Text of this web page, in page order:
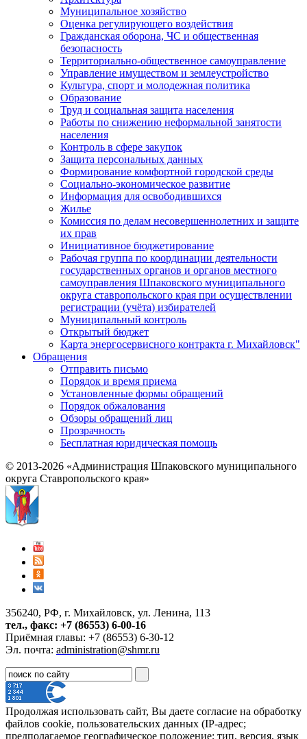
Муниципальное хозяйство
Оценка регулирующего воздействия
Гражданская оборона, ЧС и общественная
безопасность
Территориально-общественное самоуправление
Управление имуществом и землеустройство
Культура, спорт и молодежная политика
Образование
Труд и социальная защита населения
Работы по снижению неформальной занятости
населения
Контроль в сфере закупок
Защита персональных данных
Формирование комфортной городской среды
Социально-экономическое развитие
Информация для освободившихся
Жилье
Комиссия по делам несовершеннолетних и защите
их прав
Инициативное бюджетирование
Рабочая группа по координации деятельности
государственных органов и органов местного
самоуправления Шпаковского муниципального
округа ставропольского края при осуществлении
регистрации (учёта) избирателей
Муниципальный контроль
Открытый бюджет
Карта энергосервисного контракта г. Михайловск"
Обращения
Отправить письмо
Порядок и время приема
Установленные формы обращений
Порядок обжалования
Обзоры обращений лиц
Прозрачность
Бесплатная юридическая помощь
© 2013-2026 «Администрация Шпаковского муниципального
округа Ставропольского края»
356240, РФ, г. Михайловск, ул. Ленина, 113
тел., факс: +7 (86553) 6-00-16
Приёмная главы: +7 (86553) 6-30-12
Эл. почта: administration@shmr.ru
Продолжая использовать сайт, Вы даете согласие на обработку
файлов cookie, пользовательских данных (IP-адрес;
предполагаемое географическое положение; тип, версия, язык